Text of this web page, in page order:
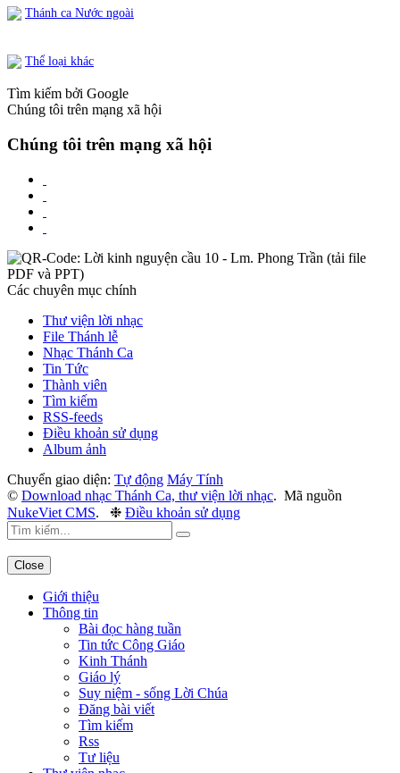
Thánh ca Nước ngoài
Thể loại khác
Tìm kiếm bởi Google
Chúng tôi trên mạng xã hội
Chúng tôi trên mạng xã hội
Các chuyên mục chính
Thư viện lời nhạc
File Thánh lễ
Nhạc Thánh Ca
Tin Tức
Thành viên
Tìm kiếm
RSS-feeds
Điều khoản sử dụng
Album ảnh
Chuyển giao diện: Tự động Máy Tính
© Download nhạc Thánh Ca, thư viện lời nhạc. Mã nguồn
NukeViet CMS. ❉ Điều khoản sử dụng
Close
Giới thiệu
Thông tin
Bài đọc hàng tuần
Tin tức Công Giáo
Kinh Thánh
Giáo lý
Suy niệm - sống Lời Chúa
Đăng bài viết
Tìm kiếm
Rss
Tư liệu